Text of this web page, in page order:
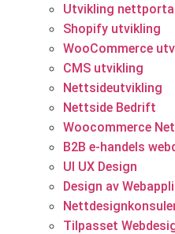
Utvikling
Shopify utvikling
WooCommerce
CMS utvikling
Nettsideutvikling
Nettside Bedrift
Woocommerce
B2B e-handels
UI UX Design
Design av
Tilpasset
Utviklingstjenester
Backend utvikling
Utvikling nettportaler
CMS utvikling
Nettsideutvikling
Byggetjenester
Helsevesen og